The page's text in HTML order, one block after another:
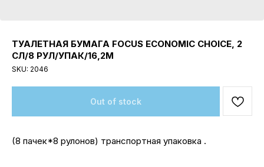
ТУАЛЕТНАЯ БУМАГА FOCUS ECONOMIC CHOICE, 2
СЛ/8 РУЛ/УПАК/16,2М
SKU: 2046
Out of stock
(8 пачек*8 рулонов) транспортная упаковка .